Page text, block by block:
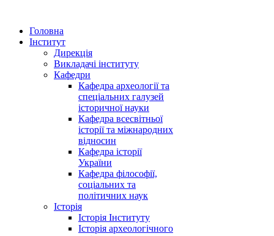
Головна
Інститут
Дирекція
Викладачі інституту
Кафедри
Кафедра археології та
спеціальних галузей
історичної науки
Кафедра всесвітньої
історії та міжнародних
відносин
Кафедра історії
України
Кафедра філософії,
соціальних та
політичних наук
Історія
Історія Інституту
Історія археологічного